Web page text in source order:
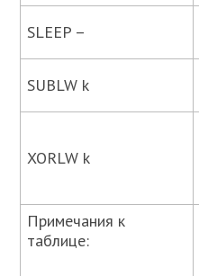
SLEEP –
SUBLW k
XORLW k
Примечания к
таблице: